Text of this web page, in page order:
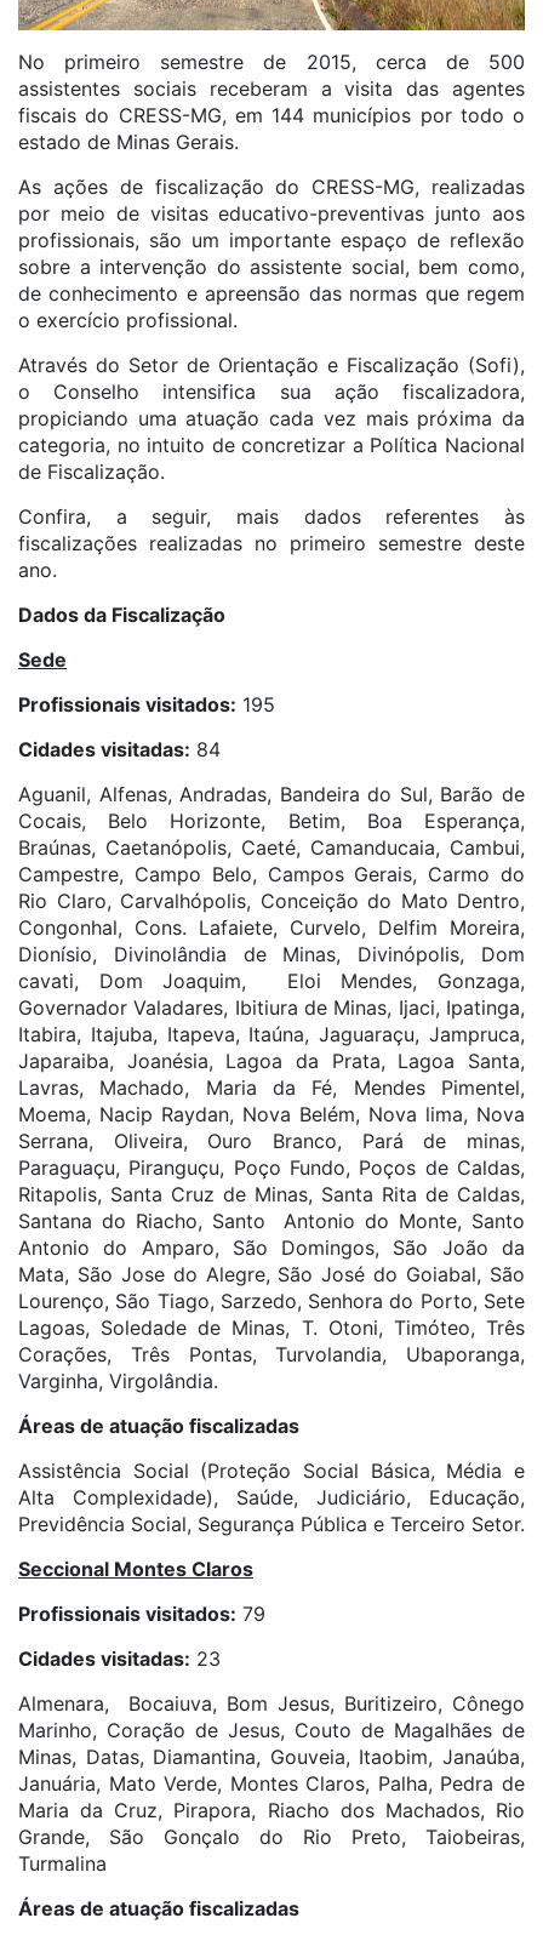
No primeiro semestre de 2015, cerca de 500
assistentes sociais receberam a visita das agentes
fiscais do CRESS-MG, em 144 municípios por todo o
estado de Minas Gerais.
As ações de fiscalização do CRESS-MG, realizadas
por meio de visitas educativo-preventivas junto aos
profissionais, são um importante espaço de reflexão
sobre a intervenção do assistente social, bem como,
de conhecimento e apreensão das normas que regem
o exercício profissional.
Através do Setor de Orientação e Fiscalização (Sofi),
o Conselho intensifica sua ação fiscalizadora,
propiciando uma atuação cada vez mais próxima da
categoria, no intuito de concretizar a Política Nacional
de Fiscalização.
Confira, a seguir, mais dados referentes às
fiscalizações realizadas no primeiro semestre deste
ano.
Dados da Fiscalização
Sede
Profissionais visitados: 195
Cidades visitadas: 84
Aguanil, Alfenas, Andradas, Bandeira do Sul, Barão de
Cocais, Belo Horizonte, Betim, Boa Esperança,
Braúnas, Caetanópolis, Caeté, Camanducaia, Cambui,
Campestre, Campo Belo, Campos Gerais, Carmo do
Rio Claro, Carvalhópolis, Conceição do Mato Dentro,
Congonhal, Cons. Lafaiete, Curvelo, Delfim Moreira,
Dionísio, Divinolândia de Minas, Divinópolis, Dom
cavati, Dom Joaquim, Eloi Mendes, Gonzaga,
Governador Valadares, Ibitiura de Minas, Ijaci, Ipatinga,
Itabira, Itajuba, Itapeva, Itaúna, Jaguaraçu, Jampruca,
Japaraiba, Joanésia, Lagoa da Prata, Lagoa Santa,
Lavras, Machado, Maria da Fé, Mendes Pimentel,
Moema, Nacip Raydan, Nova Belém, Nova lima, Nova
Serrana, Oliveira, Ouro Branco, Pará de minas,
Paraguaçu, Piranguçu, Poço Fundo, Poços de Caldas,
Ritapolis, Santa Cruz de Minas, Santa Rita de Caldas,
Santana do Riacho, Santo Antonio do Monte, Santo
Antonio do Amparo, São Domingos, São João da
Mata, São Jose do Alegre, São José do Goiabal, São
Lourenço, São Tiago, Sarzedo, Senhora do Porto, Sete
Lagoas, Soledade de Minas, T. Otoni, Timóteo, Três
Corações, Três Pontas, Turvolandia, Ubaporanga,
Varginha, Virgolândia.
Áreas de atuação fiscalizadas
Assistência Social (Proteção Social Básica, Média e
Alta Complexidade), Saúde, Judiciário, Educação,
Previdência Social, Segurança Pública e Terceiro Setor.
Seccional Montes Claros
Profissionais visitados: 79
Cidades visitadas: 23
Almenara, Bocaiuva, Bom Jesus, Buritizeiro, Cônego
Marinho, Coração de Jesus, Couto de Magalhães de
Minas, Datas, Diamantina, Gouveia, Itaobim, Janaúba,
Januária, Mato Verde, Montes Claros, Palha, Pedra de
Maria da Cruz, Pirapora, Riacho dos Machados, Rio
Grande, São Gonçalo do Rio Preto, Taiobeiras,
Turmalina
Áreas de atuação fiscalizadas